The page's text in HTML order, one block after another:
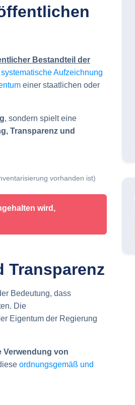
Bestandteil der
systematische Aufzeichnung
einer staatlichen oder
, sondern spielt eine
Transparenz und
vorhanden ist)
wird,
Transparenz
Bedeutung, dass
Die
Eigentum der Regierung
Verwendung von
ordnungsgemäß und